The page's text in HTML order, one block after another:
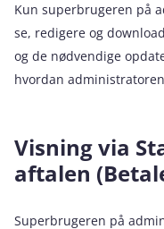
Kun superbrugeren på
se, redigere og
og de nødvendige
hvordan
Visning via
aftalen
Superbrugeren på